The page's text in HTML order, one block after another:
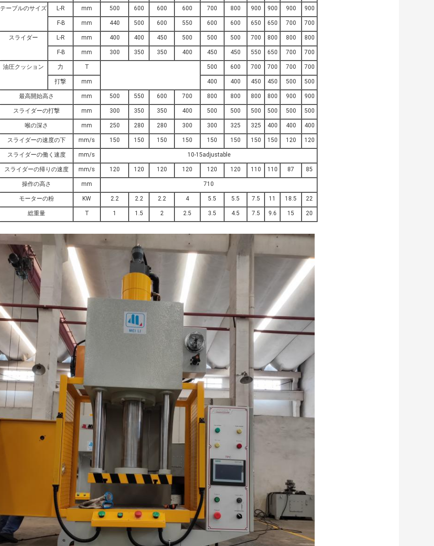
テーブルのサイズ L-R mm 500 600 600 600 700 800 900 900 900 900
F-B mm 440 500 600 550 600 600 650 650 700 700
スライダー L-R mm 400 400 450 500 500 500 700 800 800 800
F-B mm 300 350 350 400 450 450 550 650 700 700
油圧クッション 力 T 500 600 700 700 700 700
打撃 mm 400 400 450 450 500 500
最高開始高さ mm 500 550 600 700 800 800 800 800 900 900
スライダーの打撃 mm 300 350 350 400 500 500 500 500 500 500
喉の深さ mm 250 280 280 300 300 325 325 400 400 400
スライダーの速度の下 mm/s 150 150 150 150 150 150 150 150 120 120
スライダーの働く速度 mm/s 10-15adjustable
スライダーの帰りの速度 mm/s 120 120 120 120 120 120 110 110 87 85
操作の高さ mm 710
モーターの粉 KW 2.2 2.2 2.2 4 5.5 5.5 7.5 11 18.5 22
総重量 T 1 1.5 2 2.5 3.5 4.5 7.5 9.6 15 20